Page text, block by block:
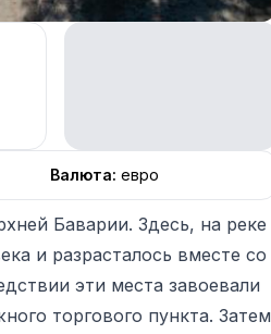
Валюта: евро
Баварии. Здесь, на реке
и разрасталось вместе со
эти места завоевали
торгового пункта. Затем